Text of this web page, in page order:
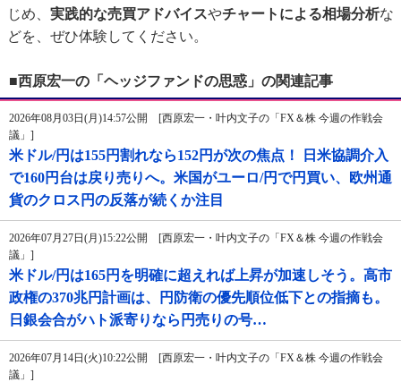
じめ、 実践的な売買アドバイスやチャートによる相場分析な
どを、ぜひ体験してください。
■西原宏一の「ヘッジファンドの思惑」の関連記事
2026年08月03日(月)14:57公開 [西原宏一・叶内文子の「FX＆株 今週の作戦会
議」]
米ドル/円は155円割れなら152円が次の焦点！ 日米協調介入
で160円台は戻り売りへ。米国がユーロ/円で円買い、欧州通
貨のクロス円の反落が続くか注目
2026年07月27日(月)15:22公開 [西原宏一・叶内文子の「FX＆株 今週の作戦会
議」]
米ドル/円は165円を明確に超えれば上昇が加速しそう。高市
政権の370兆円計画は、円防衛の優先順位低下との指摘も。
日銀会合がハト派寄りなら円売りの号…
2026年07月14日(火)10:22公開 [西原宏一・叶内文子の「FX＆株 今週の作戦会
議」]